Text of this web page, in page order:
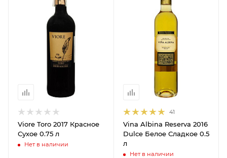
Viore Toro 2017 Красное
Сухое 0.75 л
Нет в наличии
41
Vina Albina Reserva 2016
Dulce Белое Сладкое 0.5
л
Нет в наличии